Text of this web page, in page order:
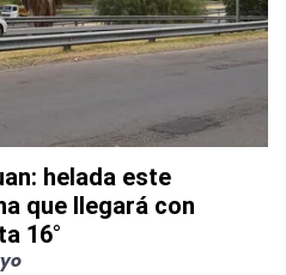
helada este
que llegará con
16°